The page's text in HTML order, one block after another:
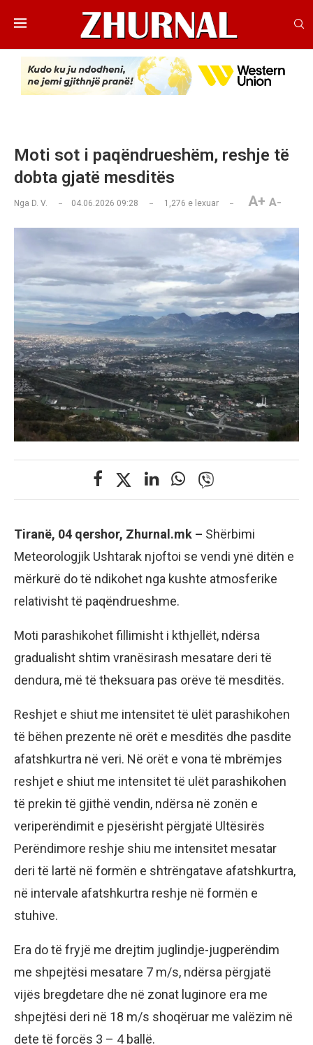
Moti sot i paqëndrueshëm, reshje të
dobta gjatë mesditës
Nga D. V. 04.06.2026 09:28 1,276 e lexuar A+ A-
Tiranë, 04 qershor, Zhurnal.mk – Shërbimi
Meteorologjik Ushtarak njoftoi se vendi ynë ditën e
mërkurë do të ndikohet nga kushte atmosferike
relativisht të paqëndrueshme.
Moti parashikohet fillimisht i kthjellët, ndërsa
gradualisht shtim vranësirash mesatare deri të
dendura, më të theksuara pas orëve të mesditës.
Reshjet e shiut me intensitet të ulët parashikohen
të bëhen prezente në orët e mesditës dhe pasdite
afatshkurtra në veri. Në orët e vona të mbrëmjes
reshjet e shiut me intensitet të ulët parashikohen
të prekin të gjithë vendin, ndërsa në zonën e
veriperëndimit e pjesërisht përgjatë Ultësirës
Perëndimore reshje shiu me intensitet mesatar
deri të lartë në formën e shtrëngatave afatshkurtra,
në intervale afatshkurtra reshje në formën e
stuhive.
Era do të fryjë me drejtim juglindje-jugperëndim
me shpejtësi mesatare 7 m/s, ndërsa përgjatë
vijës bregdetare dhe në zonat luginore era me
shpejtësi deri në 18 m/s shoqëruar me valëzim në
dete të forcës 3 – 4 ballë.